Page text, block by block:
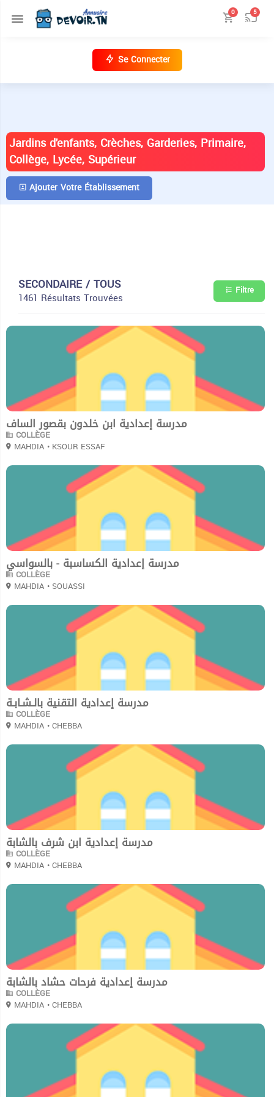
0 5
Se Connecter
Jardins d'enfants, Crèches, Garderies, Primaire,
Collège, Lycée, Supérieur
Ajouter Votre Établissement
SECONDAIRE / TOUS
1461 Résultats Trouvées Filtre
مدرسة إعدادية ابن خلدون بقصور الساف
COLLÈGE
MAHDIA • KSOUR ESSAF
مدرسة إعدادية الكساسبة - بالسواسي
COLLÈGE
MAHDIA • SOUASSI
مدرسة إعدادية التقنية بالـشـابـة
COLLÈGE
MAHDIA • CHEBBA
مدرسة إعدادية ابن شرف بالشابة
COLLÈGE
MAHDIA • CHEBBA
مدرسة إعدادية فرحات حشاد بالشابة
COLLÈGE
MAHDIA • CHEBBA